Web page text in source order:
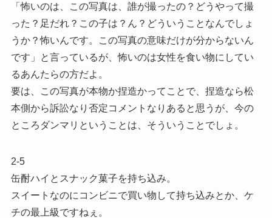
「怖いのは、この写真は、誰が撮ったの？どうやって撮
った？足だれ？この子は？ん？どういうことなんでしょ
うか？怖いんです。この写真の意味だけが分からないん
です」と言っているが、怖いのは女性を食い物にしてい
るあんたらの方だよ。
要は、この写真が本物か捏造かってことで、捏造なら松
本側から訴訟なり否定コメントなりあると思うが、今の
ところダンマリということは、そういうことでしょ。
2-5
缶酎ハイとスナック菓子を持ち込み。
スイートなのにコンビニで買い物して持ち込みとか、ケ
チの最上級ですねぇ。